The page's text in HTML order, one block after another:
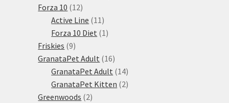
Forza 10 1212
produktů
Active Line 11 11
produktů
Forza 10 Diet 1 1
Friskies 99
produktů
GranataPet Adult 1616
produktů
GranataPet Adult 1414
produktů
GranataPet Kitten 22
Greenwoods 22